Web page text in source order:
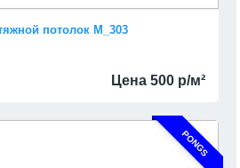
потолок M_303
Цена 500 р/м²
PONGS